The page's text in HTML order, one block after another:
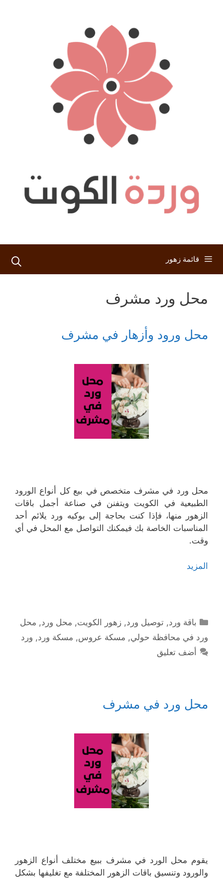
قائمة زهور
محل ورد مشرف
محل ورود وأزهار في مشرف
محل ورد في مشرف متخصص في بيع كل أنواع الورود
الطبيعية في الكويت ويتفنن في صناعة أجمل باقات
الزهور منها، فإذا كنت بحاجة إلى بوكيه ورد يلائم أحد
المناسبات الخاصة بك فيمكنك التواصل مع المحل في أي
وقت.
المزيد
التصنيفات
باقة ورد,توصيل ورد,زهور الكويت, محل ورد, محل
ورد في محافظة حولي, مسكة عروس, مسكة ورد, ورد
أضف تعليق
محل ورد في مشرف
يقوم محل الورد في مشرف ببيع مختلف أنواع الزهور
والورود وتنسيق باقات الزهور المختلفة مع تغليفها بشكل